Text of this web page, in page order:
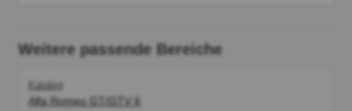
Weitere passende Bereiche
Katalog
Alfa Romeo GT/GTV 6